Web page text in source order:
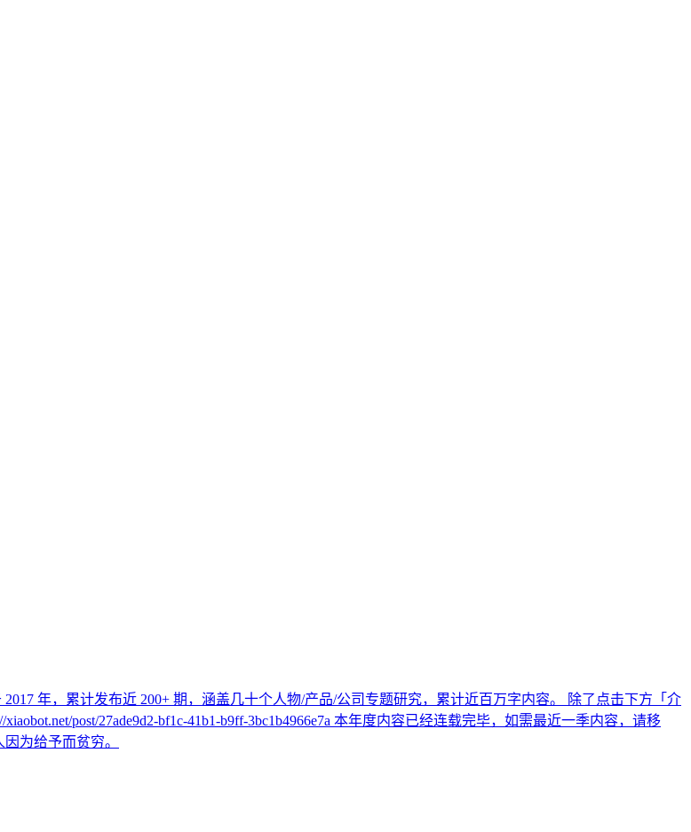
年，累计发布近 200+ 期，涵盖几十个人物/产品/公司专题研究，累计近百万字内容。 除了点击下方「介
post/27ade9d2-bf1c-41b1-b9ff-3bc1b4966e7a 本年度内容已经连载完毕，如需最近一季内容，请移
为给予而贫穷。